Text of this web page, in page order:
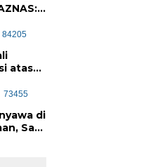
84205
atas
73455
di
Sat